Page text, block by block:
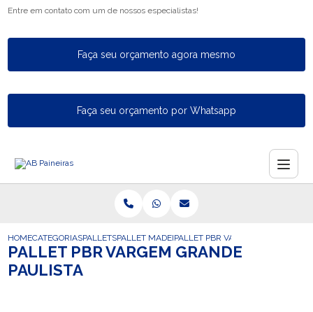
Entre em contato com um de nossos especialistas!
Faça seu orçamento agora mesmo
Faça seu orçamento por Whatsapp
HOMECATEGORIASPALLETSPALLET MADEIRA FECHADOPALLET PBR VARGEM GRANDE
PALLET PBR VARGEM GRANDE
PAULISTA